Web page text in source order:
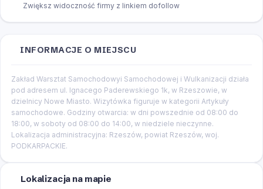
Zwiększ widoczność firmy z linkiem dofollow
INFORMACJE O MIEJSCU
Zakład Warsztat Samochodowyi Samochodowej i Wulkanizacji działa
pod adresem ul. Ignacego Paderewskiego 1k, w Rzeszowie, w
dzielnicy Nowe Miasto. Wizytówka figuruje w kategorii Artykuły
samochodowe. Godziny otwarcia: w dni powszednie od 08:00 do
18:00, w soboty od 08:00 do 14:00, w niedziele nieczynne.
Lokalizacja administracyjna: Rzeszów, powiat Rzeszów, woj.
PODKARPACKIE.
Lokalizacja na mapie